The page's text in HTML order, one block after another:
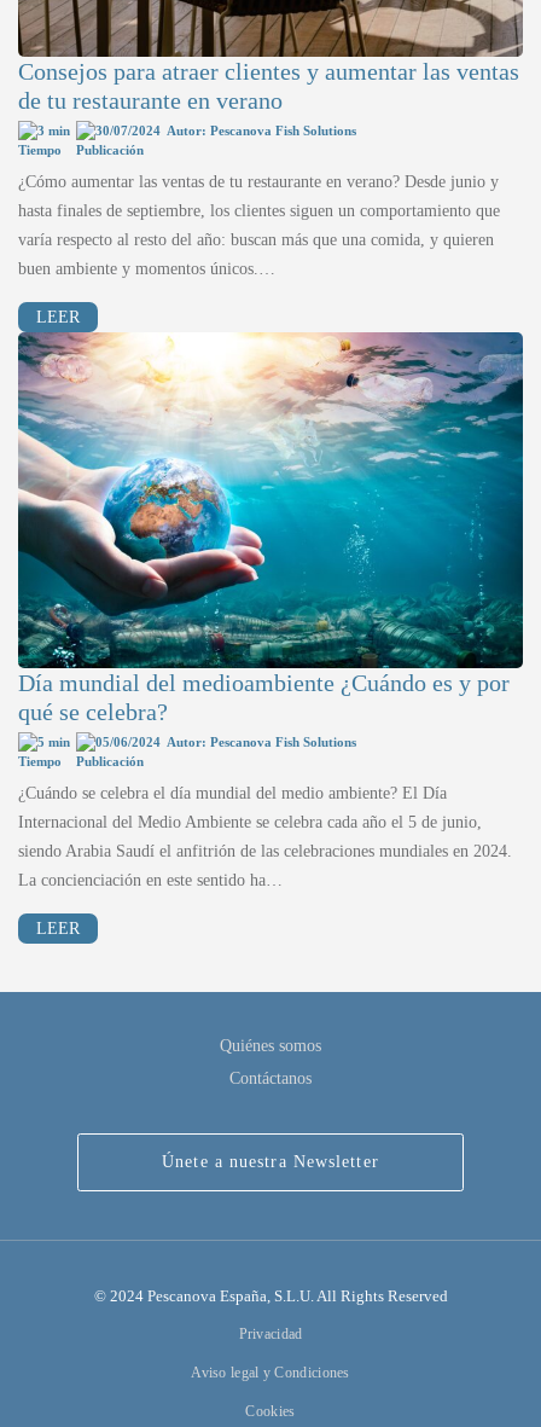
Consejos para atraer clientes y aumentar las ventas
de tu restaurante en verano
3 min 30/07/2024 Autor: Pescanova Fish Solutions
¿Cómo aumentar las ventas de tu restaurante en verano? Desde junio y
hasta finales de septiembre, los clientes siguen un comportamiento que
varía respecto al resto del año: buscan más que una comida, y quieren
buen ambiente y momentos únicos.…
LEER
Día mundial del medioambiente ¿Cuándo es y por
qué se celebra?
5 min 05/06/2024 Autor: Pescanova Fish Solutions
¿Cuándo se celebra el día mundial del medio ambiente? El Día
Internacional del Medio Ambiente se celebra cada año el 5 de junio,
siendo Arabia Saudí el anfitrión de las celebraciones mundiales en 2024.
La concienciación en este sentido ha…
LEER
Quiénes somos
Contáctanos
Únete a nuestra Newsletter
© 2024 Pescanova España, S.L.U. All Rights Reserved
Privacidad
Aviso legal y Condiciones
Cookies